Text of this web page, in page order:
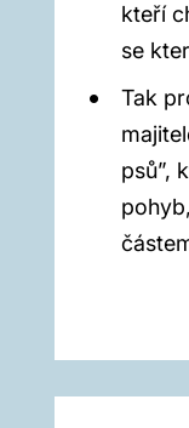
kteří
se
Tak
psů”,